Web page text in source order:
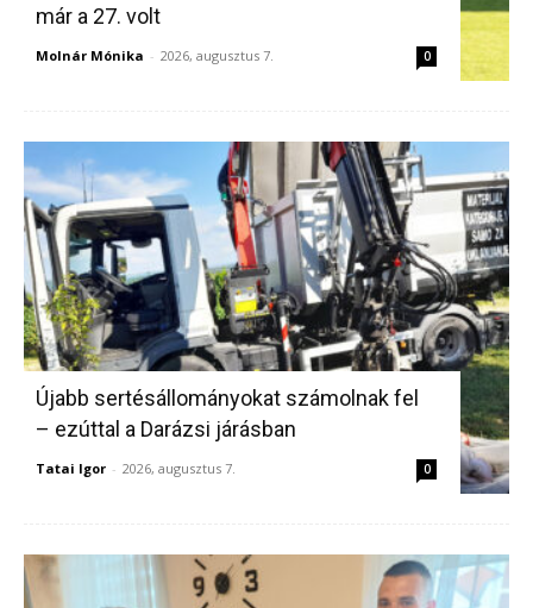
már a 27. volt
Molnár Mónika - 2026, augusztus 7. 0
Újabb sertésállományokat számolnak fel
– ezúttal a Darázsi járásban
Tatai Igor - 2026, augusztus 7. 0